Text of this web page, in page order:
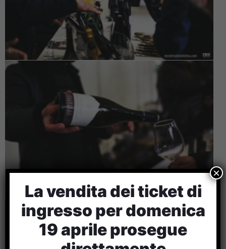
La vendita dei ticket di
ingresso per domenica
19 aprile prosegue
×